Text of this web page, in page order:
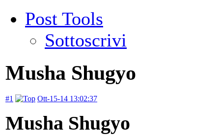
Post Tools
Sottoscrivi
Musha Shugyo
#1 Ott-15-14 13:02:37
Musha Shugyo